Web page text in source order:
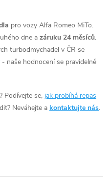
pro vozy Alfa Romeo MiTo.
dne a záruku 24 měsíců.
turbodmychadel v ČR se
- naše hodnocení se pravidelně
Podívejte se, jak probíhá repas
Neváhejte a kontaktujte nás.